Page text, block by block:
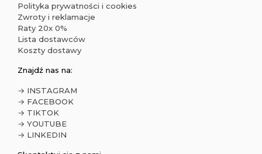
Polityka prywatności i cookies
Zwroty i reklamacje
Raty 20x 0%
Lista dostawców
Koszty dostawy
Znajdź nas na:
→ INSTAGRAM
→ FACEBOOK
→ TIKTOK
→ YOUTUBE
→ LINKEDIN